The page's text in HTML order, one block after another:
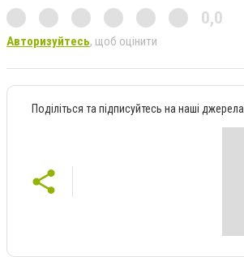
0,0
Авторизуйтесь, щоб оцінити
Поділіться та підписуйтесь на наші джерела